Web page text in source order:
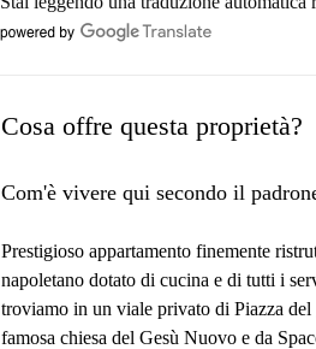
Cosa offre questa proprietà?
Com'è vivere qui secondo il
Prestigioso appartamento finemente
napoletano dotato di cucina e di tutti i
troviamo in un viale privato di Piazza
famosa chiesa del Gesù Nuovo e da